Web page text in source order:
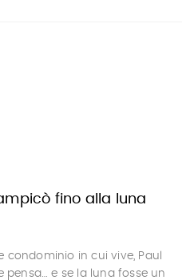
fino alla luna
condominio in cui vive, Paul
e se la luna fosse un